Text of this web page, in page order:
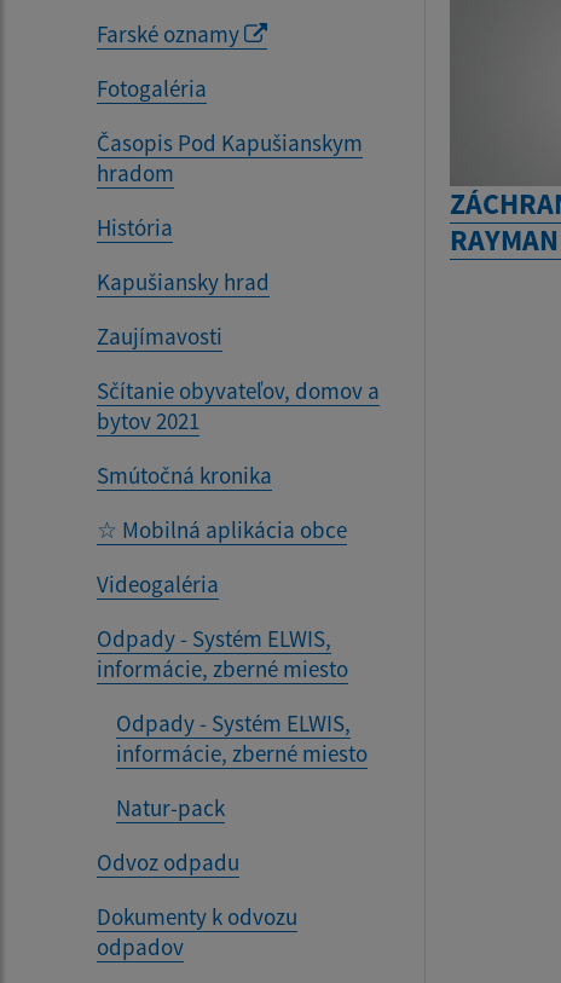
Farské oznamy
Fotogaléria
Časopis Pod Kapušianskym
hradom
História
Kapušiansky hrad
Zaujímavosti
Sčítanie obyvateľov, domov a
bytov 2021
Smútočná kronika
☆ Mobilná aplikácia obce
Videogaléria
Odpady - Systém ELWIS,
informácie, zberné miesto
Odpady - Systém ELWIS,
informácie, zberné miesto
Natur-pack
Odvoz odpadu
Dokumenty k odvozu
odpadov